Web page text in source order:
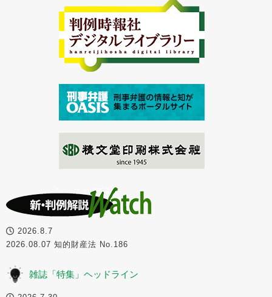
2026.8.7
2026.08.07 知的財産法 No.186
雑誌「特集」ヘッドライン